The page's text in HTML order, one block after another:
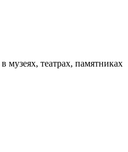
музеях, театрах, памятниках